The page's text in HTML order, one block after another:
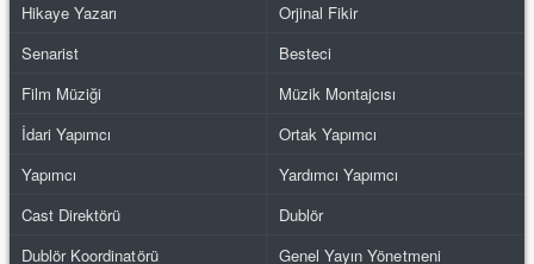
Hikaye Yazarı
Orjinal Fikir
Senarist
Besteci
Film Müziği
Müzik Montajcısı
İdari Yapımcı
Ortak Yapımcı
Yapımcı
Yardımcı Yapımcı
Cast Direktörü
Dublör
Dublör Koordinatörü
Genel Yayın Yönetmeni